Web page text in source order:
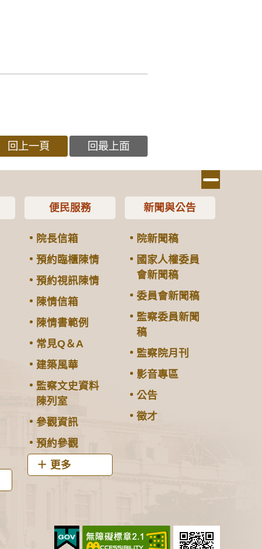
回上一頁 回最上面
便民服務
院長信箱
預約臨櫃陳情
預約視訊陳情
陳情信箱
陳情書範例
常見Q＆A
建築風華
監察文史資料
陳列室
參觀資訊
預約參觀
更多
新聞與公告
院新聞稿
國家人權委員
會新聞稿
委員會新聞稿
監察委員新聞
稿
監察院月刊
影音專區
公告
徵才